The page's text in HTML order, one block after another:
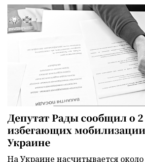
Депутат Рады сообщил о
избегающих
Украине
На Украине насчитывается